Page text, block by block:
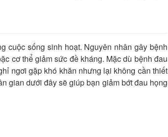
cuộc sống sinh hoạt. Nguyên nhân gây bệnh
cơ thể giảm sức đề kháng. Mặc dù bệnh đau
ngơi gặp khó khăn nhưng lại không cần thiết
gian dưới đây sẽ giúp bạn giảm bớt đau họng